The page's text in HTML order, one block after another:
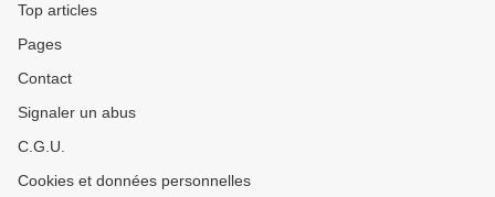
Top articles
Pages
Contact
Signaler un abus
C.G.U.
Cookies et données personnelles